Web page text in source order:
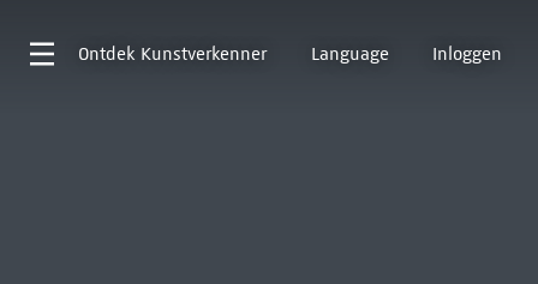
Ontdek Kunstverkenner Language Inloggen